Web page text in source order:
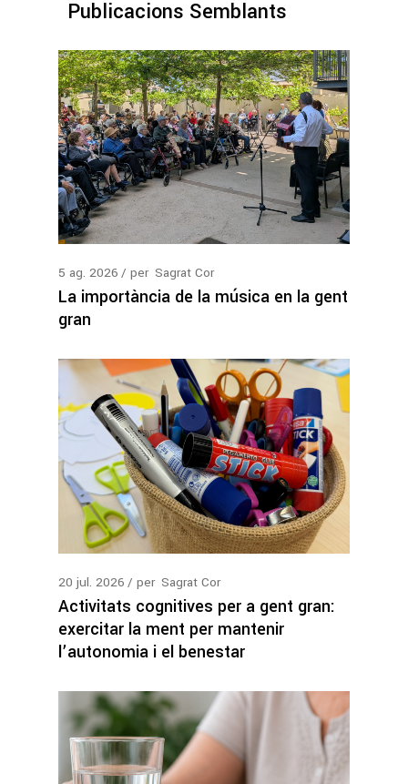
Publicacions Semblants
5 ag. 2026 per Sagrat Cor
La importància de la música en la gent
gran
20 jul. 2026 per Sagrat Cor
Activitats cognitives per a gent gran:
exercitar la ment per mantenir
l’autonomia i el benestar